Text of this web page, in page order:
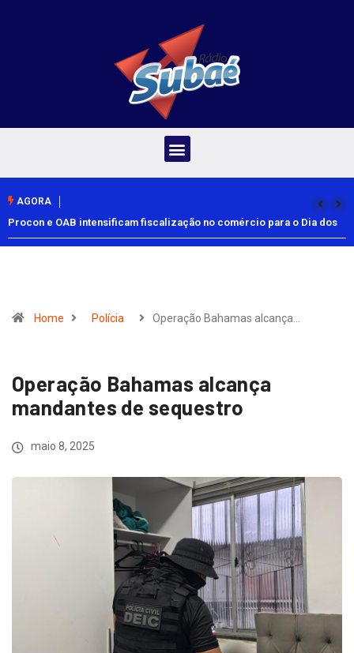
AGORA
Procon e OAB intensificam fiscalização no comércio para o Dia dos
Pais
Home Polícia Operação Bahamas alcança…
Operação Bahamas alcança
mandantes de sequestro
maio 8, 2025